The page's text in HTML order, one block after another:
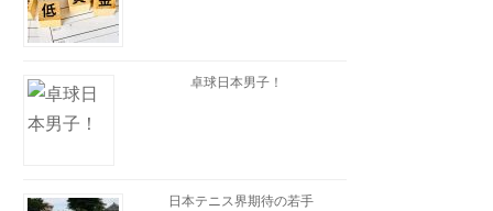
卓球日本男子！
日本テニス界期待の若手